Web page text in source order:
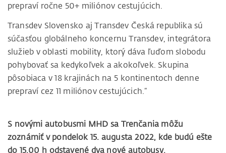
prepraví ročne 50+ miliónov cestujúcich.
Transdev Slovensko aj Transdev Česká republika sú
súčasťou globálneho koncernu Transdev, integrátora
služieb v oblasti mobility, ktorý dáva ľuďom slobodu
pohybovať sa kedykoľvek a akokoľvek. Skupina
pôsobiaca v 18 krajinách na 5 kontinentoch denne
prepraví cez 11 miliónov cestujúcich.“
S novými autobusmi MHD sa Trenčania môžu
zoznámiť v pondelok 15. augusta 2022, kde budú ešte
do 15.00 h odstavené dva nové autobusy.